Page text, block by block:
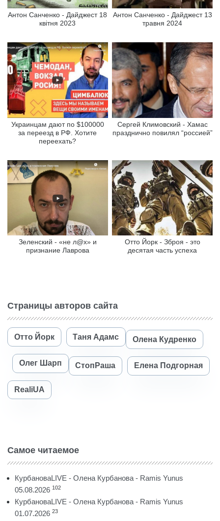
Антон Санченко - Дайджест 18
квітня 2023
Антон Санченко - Дайджест 13
травня 2024
Украинцам дают по $100000
за переезд в РФ. Хотите
переехать?
Сергей Климовский - Хамас
празднично повилял “россией”
Зеленский - «не л@х» и
признание Лаврова
Отто Йорк - Зброя - это
десятая часть успеха
Страницы авторов сайта
Отто Йорк Таня Адамс Олена Кудренко
Олег Шарп СтопРаша Елена Подгорная
RealiUA
Самое читаемое
КурбановаLIVE - Олена Курбанова - Ramis Yunus
05.08.2026 102
КурбановаLIVE - Олена Курбанова - Ramis Yunus
01.07.2026 23